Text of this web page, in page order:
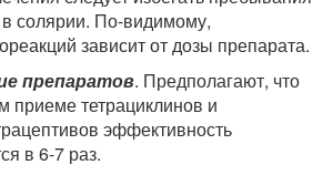
в солярии. По-видимому,
зависит от дозы препарата.
препаратов. Предполагают, что
приеме тетрациклинов и
эффективность
в 6-7 раз.